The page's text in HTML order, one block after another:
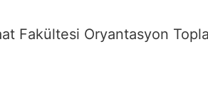
Fakültesi Oryantasyon